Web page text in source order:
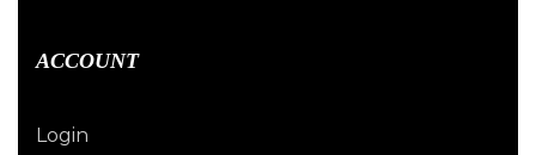
ACCOUNT
Login